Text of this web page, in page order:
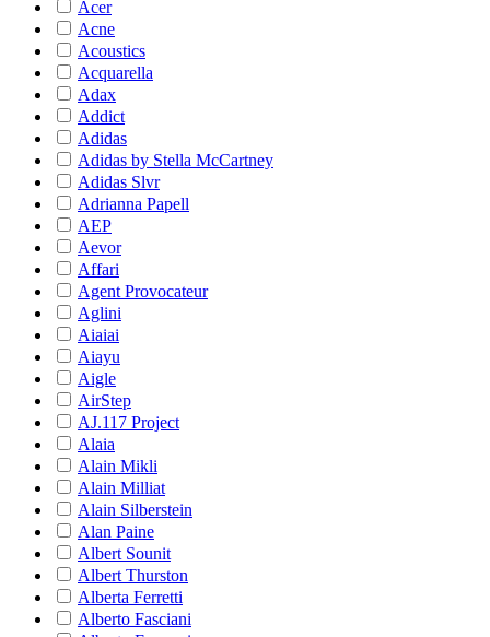
Acer
Acne
Acoustics
Acquarella
Adax
Addict
Adidas
Adidas by Stella McCartney
Adidas Slvr
Adrianna Papell
AEP
Aevor
Affari
Agent Provocateur
Aglini
Aiaiai
Aiayu
Aigle
AirStep
AJ.117 Project
Alaia
Alain Mikli
Alain Milliat
Alain Silberstein
Alan Paine
Albert Sounit
Albert Thurston
Alberta Ferretti
Alberto Fasciani